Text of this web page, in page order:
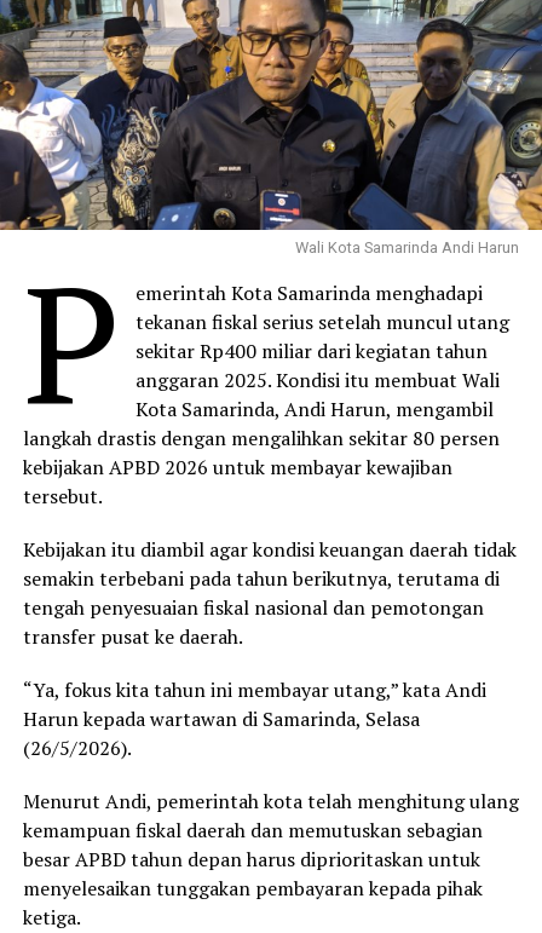
Wali Kota Samarinda Andi Harun
P
emerintah Kota Samarinda menghadapi
tekanan fiskal serius setelah muncul utang
sekitar Rp400 miliar dari kegiatan tahun
anggaran 2025. Kondisi itu membuat Wali
Kota Samarinda, Andi Harun, mengambil
langkah drastis dengan mengalihkan sekitar 80 persen
kebijakan APBD 2026 untuk membayar kewajiban
tersebut.
Kebijakan itu diambil agar kondisi keuangan daerah tidak
semakin terbebani pada tahun berikutnya, terutama di
tengah penyesuaian fiskal nasional dan pemotongan
transfer pusat ke daerah.
“Ya, fokus kita tahun ini membayar utang,” kata Andi
Harun kepada wartawan di Samarinda, Selasa
(26/5/2026).
Menurut Andi, pemerintah kota telah menghitung ulang
kemampuan fiskal daerah dan memutuskan sebagian
besar APBD tahun depan harus diprioritaskan untuk
menyelesaikan tunggakan pembayaran kepada pihak
ketiga.